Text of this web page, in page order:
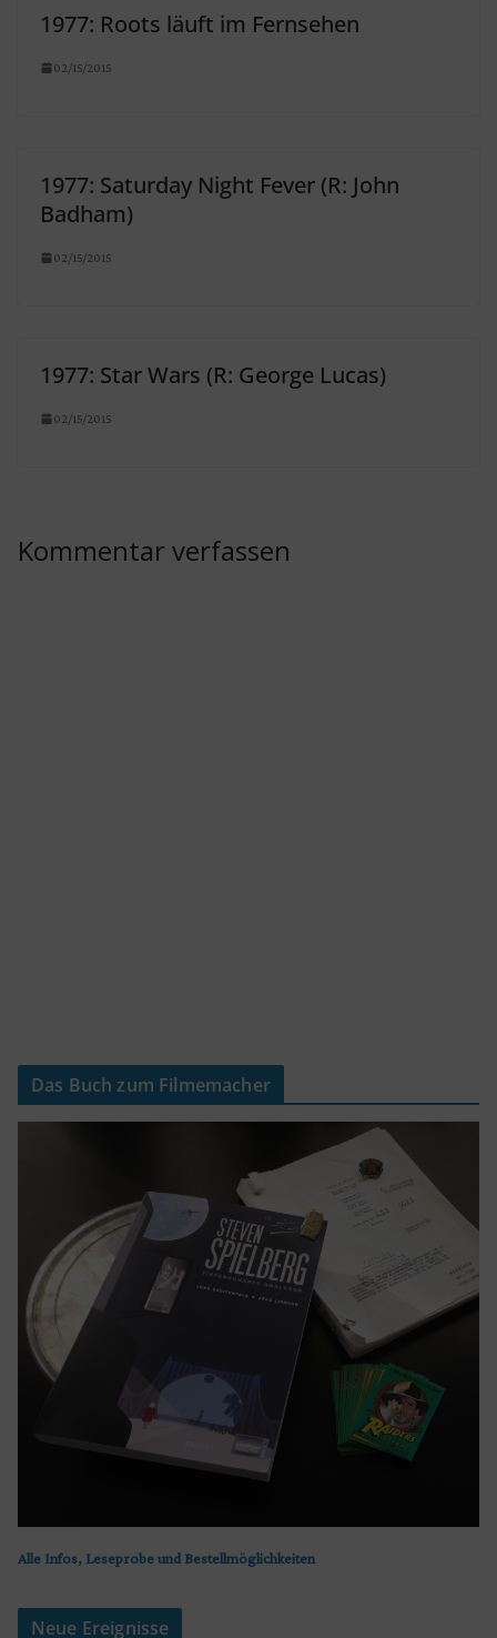
1977: Roots läuft im Fernsehen
02/15/2015
1977: Saturday Night Fever (R: John
Badham)
02/15/2015
1977: Star Wars (R: George Lucas)
02/15/2015
Kommentar verfassen
Das Buch zum Filmemacher
Alle Infos, Leseprobe und Bestellmöglichkeiten
Neue Ereignisse